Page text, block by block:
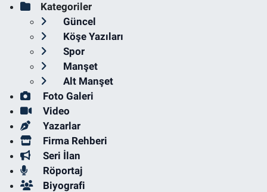
Kategoriler
Güncel
Köşe Yazıları
Spor
Manşet
Alt Manşet
Foto Galeri
Video
Yazarlar
Firma Rehberi
Seri İlan
Röportaj
Biyografi